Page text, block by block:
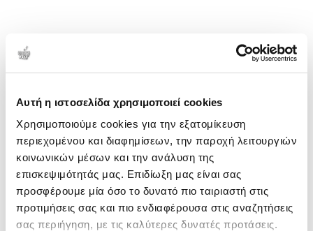
Αυτή η ιστοσελίδα χρησιμοποιεί cookies
Χρησιμοποιούμε cookies για την εξατομίκευση
περιεχομένου και διαφημίσεων, την παροχή λειτουργιών
κοινωνικών μέσων και την ανάλυση της
επισκεψιμότητάς μας. Επιδίωξη μας είναι σας
προσφέρουμε μία όσο το δυνατό πιο ταιριαστή στις
προτιμήσεις σας και πιο ενδιαφέρουσα στις αναζητήσεις
σας περιήγηση, με τις καλύτερες δυνατές προτάσεις.